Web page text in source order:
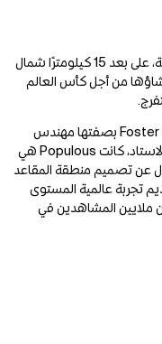
يقع استاد لوسيل في مدينة لوسيل المستقبلية، على بعد 15 كيلومترًا شمال
إنشاؤها من أجل كأس العالم
ومن خلال العمل بشكل وثيق مع Foster + Partners بصفتها مهندس
تصميم الاستاد ومع Arup بصفتهم مهندسو الاستاد، كانت Populous هي
عن تصميم منطقة المقاعد
تجربة عالمية المستوى
ملايين المشاهدين في